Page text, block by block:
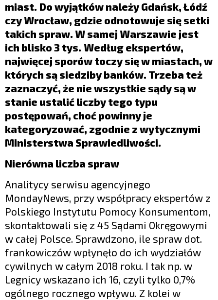
miast. Do wyjątków należy Gdańsk, Łódź
czy Wrocław, gdzie odnotowuje się setki
takich spraw. W samej Warszawie jest
ich blisko 3 tys. Według ekspertów,
najwięcej sporów toczy się w miastach, w
których są siedziby banków. Trzeba też
zaznaczyć, że nie wszystkie sądy są w
stanie ustalić liczby tego typu
postępowań, choć powinny je
kategoryzować, zgodnie z wytycznymi
Ministerstwa Sprawiedliwości.
Nierówna liczba spraw
Analitycy serwisu agencyjnego
MondayNews, przy współpracy ekspertów z
Polskiego Instytutu Pomocy Konsumentom,
skontaktowali się z 45 Sądami Okręgowymi
w całej Polsce. Sprawdzono, ile spraw dot.
frankowiczów wpłynęło do ich wydziałów
cywilnych w całym 2018 roku. I tak np. w
Legnicy wskazano ich 16, czyli tylko 0,7%
ogólnego rocznego wpływu. Z kolei w